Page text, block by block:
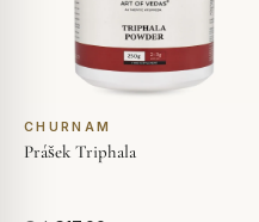
CHURNAM
Prášek Triphala